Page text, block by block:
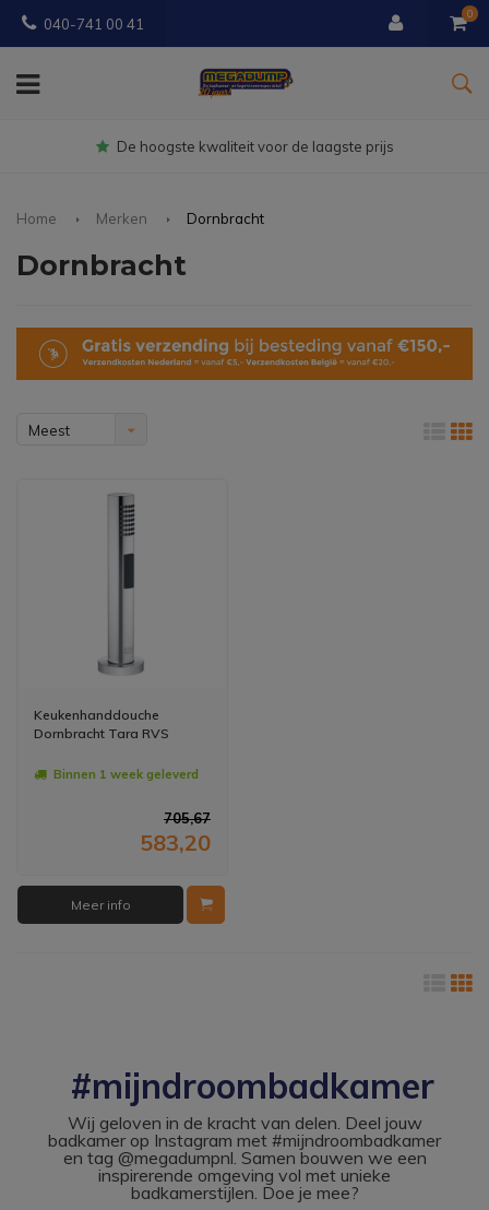
040-741 00 41
0
Gratisbezorgd vanaf € 150
Home Merken Dornbracht
Dornbracht
Meest
Keukenhanddouche
Dornbracht Tara RVS
Binnen 1 week geleverd
705,67
583,20
Meer info
#mijndroombadkamer
Wij geloven in de kracht van delen. Deel jouw
badkamer op Instagram met #mijndroombadkamer
en tag @megadumpnl. Samen bouwen we een
inspirerende omgeving vol met unieke
badkamerstijlen. Doe je mee?